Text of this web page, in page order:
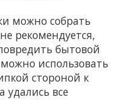
можно собрать
рекомендуется,
бытовой
использовать
стороной к
удались все